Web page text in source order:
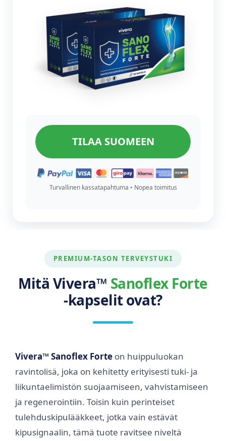
TILAA SUOMEEN
Turvallinen kassatapahtuma • Nopea toimitus
PREMIUM-TASON TERVEYSTUKI
Mitä Vivera™ Sanoflex Forte
-kapselit ovat?
Vivera™ Sanoflex Forte on huippuluokan
ravintolisä, joka on kehitetty erityisesti tuki- ja
liikuntaelimistön suojaamiseen, vahvistamiseen
ja regenerointiin. Toisin kuin perinteiset
tulehduskipulääkkeet, jotka vain estävät
kipusignaalin, tämä tuote ravitsee niveltä